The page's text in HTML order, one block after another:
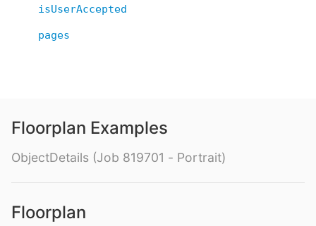
isUserAccepted
pages
Floorplan Examples
ObjectDetails (Job 819701 - Portrait)
Floorplan